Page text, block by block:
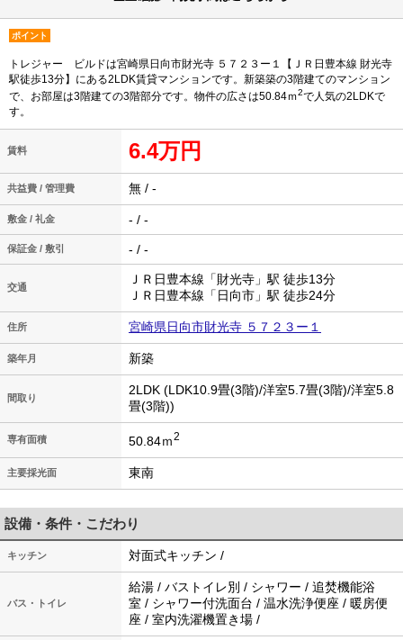
ポイント
トレジャー ビルドは宮崎県日向市財光寺 ５７２３ー１【ＪＲ日豊本線 財光寺
駅徒歩13分】にある2LDK賃貸マンションです。新築築の3階建てのマンション
で、お部屋は3階建ての3階部分です。物件の広さは50.84ｍ2で人気の2LDKで
す。
賃料 6.4万円
共益費 / 管理費 無 / -
敷金 / 礼金 - / -
保証金 / 敷引 - / -
交通
ＪＲ日豊本線「財光寺」駅 徒歩13分
ＪＲ日豊本線「日向市」駅 徒歩24分
住所 宮崎県日向市財光寺 ５７２３ー１
築年月 新築
間取り
2LDK (LDK10.9畳(3階)/洋室5.7畳(3階)/洋室5.8
畳(3階))
専有面積 50.84ｍ2
主要採光面 東南
設備・条件・こだわり
キッチン 対面式キッチン /
バス・トイレ
給湯 / バストイレ別 / シャワー / 追焚機能浴
室 / シャワー付洗面台 / 温水洗浄便座 / 暖房便
座 / 室内洗濯機置き場 /